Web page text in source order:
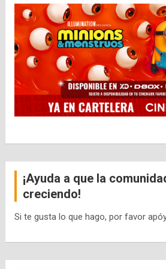
¡Ayuda a que la
creciendo!
Si te gusta lo que hago, por favor